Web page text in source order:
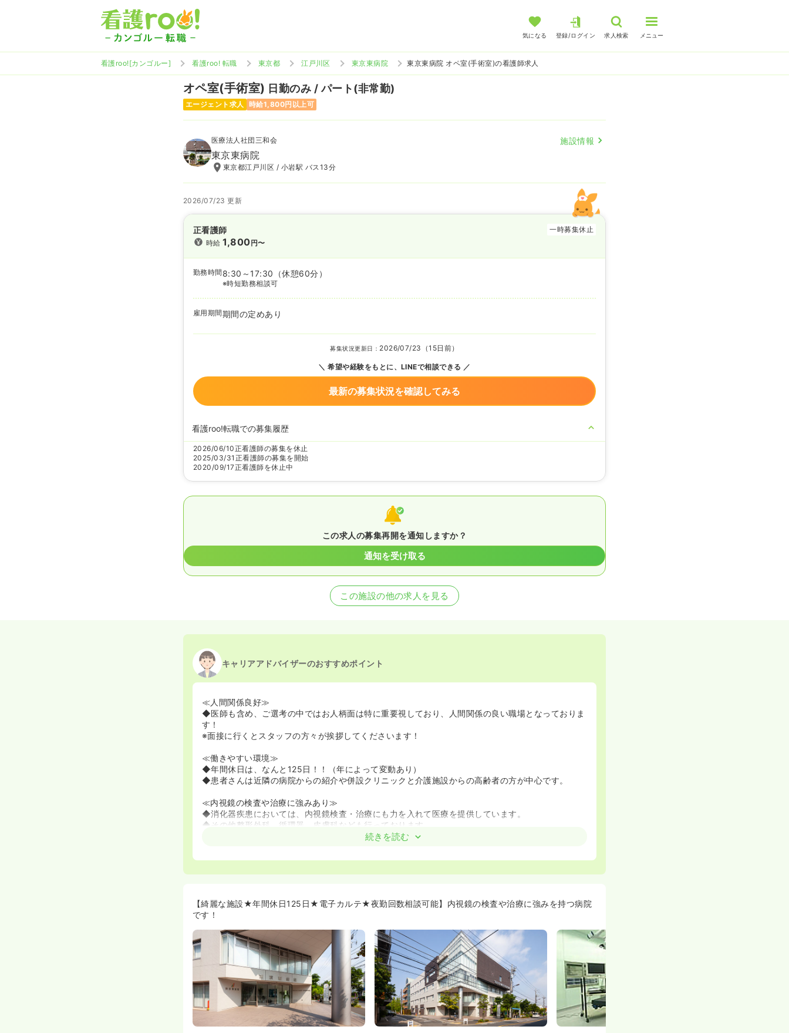
気になる 登録/ログイン 求人検索 メニュー
看護roo![カンゴルー] 看護roo! 転職 東京都 江戸川区 東京東病院 東京東病院 オペ室(手術室)の看護師求人
オペ室(手術室) 日勤のみ / パート(非常勤)
エージェント求人 時給1,800円以上可
医療法人社団三和会 施設情報
東京東病院
東京都江戸川区 / 小岩駅 バス13分
2026/07/23 更新
正看護師
一時募集休止
時給1,800円〜
勤務時間 8:30～17:30 （休憩60分）
※時短勤務相談可
雇用期間期間の定めあり
募集状況更新日： 2026/07/23（15日前）
希望や経験をもとに、LINEで相談できる
最新の募集状況を確認してみる
看護roo!転職での募集履歴
2026/06/10正看護師の募集を休止
2025/03/31 正看護師の募集を開始
2020/09/17正看護師を休止中
この求人の募集再開を通知しますか？
通知を受け取る
この施設の他の求人を見る
キャリアアドバイザーのおすすめポイント
≪人間関係良好≫
◆医師も含め、ご選考の中ではお人柄面は特に重要視しており、人間関係の良い職場となっておりま
す！
※面接に行くとスタッフの方々が挨拶してくださいます！
≪働きやすい環境≫
◆年間休日は、なんと125日！！（年によって変動あり）
◆患者さんは近隣の病院からの紹介や併設クリニックと介護施設からの高齢者の方が中心です。
≪内視鏡の検査や治療に強みあり≫
◆消化器疾患においては、内視鏡検査・治療にも力を入れて医療を提供しています。
◆その他整形外科、循環器、皮膚科なども行っております。
◆プリセプター制度を導入しています！新卒だけでなく、中途入職の看護師さんの教育にも力を入れ
アップにも力を入れており、看護協会の管理研修のサードまで病院負担で参加することが可能です！
◆外観・内装共に大変魅力的なデザインとなっており、気持ちよくご勤務頂けます！
◆エントランスや病室、廊下などは広々と余裕を持って設計されており、患者様も医療従事者も過ご
しやすい環境つくりをしています。
◆病院と介護施設が繋がっている作りとなっており、施設との連携も積極的に行っております。
続きを読む
【綺麗な施設★年間休日125日★電子カルテ★夜勤回数相談可能】内視鏡の検査や治療に強みを持つ病院
です！